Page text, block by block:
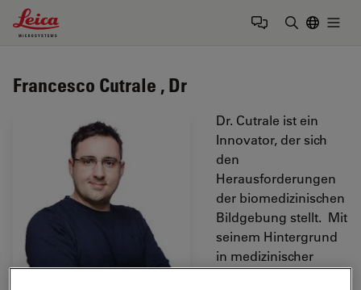
Leica Microsystems Logo
Francesco Cutrale , Dr
Dr. Cutrale ist ein
Innovator, der sich
den
Herausforderungen
der biomedizinischen
Bildgebung stellt. Mit
seinem Hintergrund
in medizinischer